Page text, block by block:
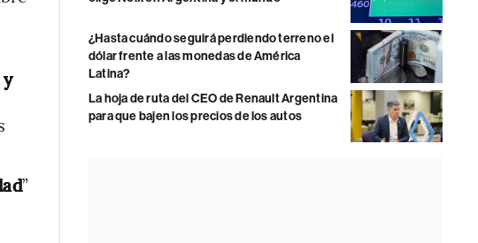
y
”
¿Hasta cuándo seguirá perdiendo terreno el
dólar frente a las monedas de América
Latina?
La hoja de ruta del CEO de Renault Argentina
para que bajen los precios de los autos